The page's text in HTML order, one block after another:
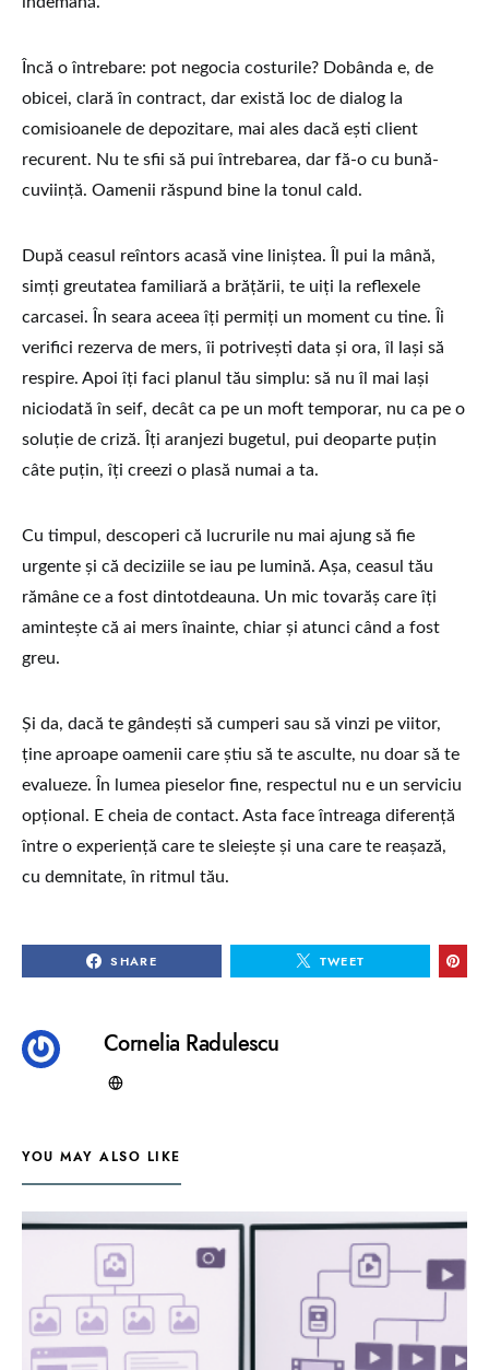
Încă o întrebare: pot negocia costurile? Dobânda e, de
obicei, clară în contract, dar există loc de dialog la
comisioanele de depozitare, mai ales dacă ești client
recurent. Nu te sfii să pui întrebarea, dar fă-o cu bună-
cuviință. Oamenii răspund bine la tonul cald.
După ceasul reîntors acasă vine liniștea. Îl pui la mână,
simți greutatea familiară a brățării, te uiți la reflexele
carcasei. În seara aceea îți permiți un moment cu tine. Îi
verifici rezerva de mers, îi potrivești data și ora, îl lași să
respire. Apoi îți faci planul tău simplu: să nu îl mai lași
niciodată în seif, decât ca pe un moft temporar, nu ca pe o
soluție de criză. Îți aranjezi bugetul, pui deoparte puțin
câte puțin, îți creezi o plasă numai a ta.
Cu timpul, descoperi că lucrurile nu mai ajung să fie
urgente și că deciziile se iau pe lumină. Așa, ceasul tău
rămâne ce a fost dintotdeauna. Un mic tovarăș care îți
amintește că ai mers înainte, chiar și atunci când a fost
greu.
Și da, dacă te gândești să cumperi sau să vinzi pe viitor,
ține aproape oamenii care știu să te asculte, nu doar să te
evalueze. În lumea pieselor fine, respectul nu e un serviciu
opțional. E cheia de contact. Asta face întreaga diferență
între o experiență care te sleiește și una care te reașază,
cu demnitate, în ritmul tău.
SHARE TWEET
Cornelia Radulescu
YOU MAY ALSO LIKE